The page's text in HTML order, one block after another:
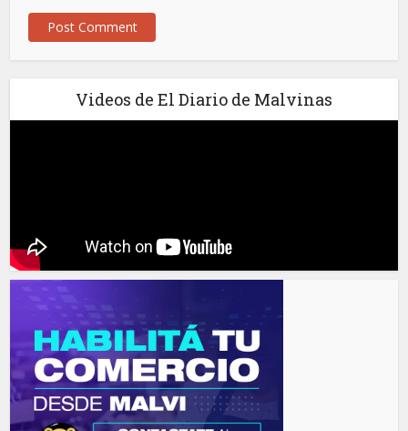
Videos de El Diario de Malvinas